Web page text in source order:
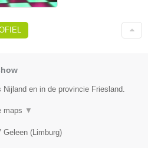
en in de provincie Friesland.
maps ▼
Geleen ( Limburg)